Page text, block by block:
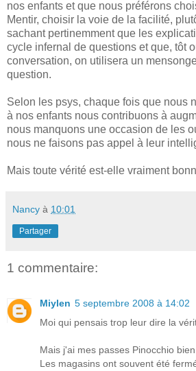
nos enfants et que nous préférons
Mentir, choisir la voie de la facilité,
sachant pertinemment que les
cycle infernal de questions et que, tôt
conversation, on utilisera un
question.
Selon les psys, chaque fois que nous
à nos enfants nous contribuons à
nous manquons une occasion de les
nous ne faisons pas appel à leur
Mais toute vérité est-elle vraiment
Nancy à 10:01
Partager
1 commentaire:
Miylen 5 septembre 2008 à 14:02
Moi qui pensais trop leur dire la
Mais j'ai mes passes Pinocchio
Les magasins ont souvent été